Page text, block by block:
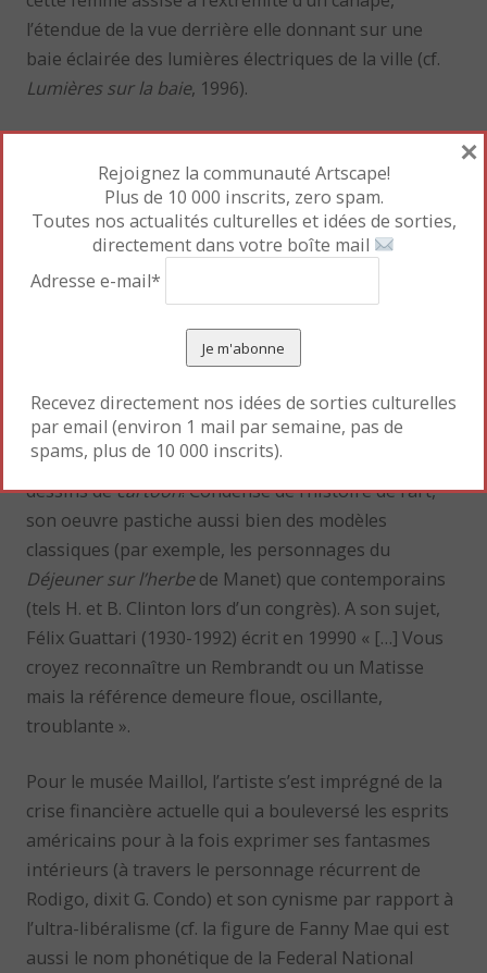
l’étendue de la vue derrière elle donnant sur une
baie éclairée des lumières électriques de la ville (cf.
Lumières sur la baie, 1996).
George Condo (né en 1957 dans le New Hampshire,
Etats-Unis) émerge sur la scène new-yorkaise en
même temps que Jean-Michel Basquiat et Keith
Haring, tous deux déjà exposés au musée Maillol.
La peinture de G. Condo se caractérise
par sa synthèse des mouvements
picturaux occidentaux. L’artiste mêle
dans une même toile le cubisme,
l’expressionnisme abstrait, le classicisme et les
dessins decartoon! Condensé de l’histoire de l’art,
son oeuvre pastiche aussi bien des modèles
classiques (par exemple, les personnages du
Déjeuner sur l’herbede Manet) que contemporains
(tels H. et B. Clinton lors d’un congrès). A son sujet,
Félix Guattari (1930-1992) écrit en 19990 « […] Vous
croyez reconnaître un Rembrandt ou un Matisse
mais la référence demeure floue, oscillante,
troublante ».
Pour le musée Maillol, l’artiste s’est imprégné de la
crise financière actuelle qui a bouleversé les esprits
américains pour à la fois exprimer ses fantasmes
intérieurs (à travers le personnage récurrent de
Rodigo, dixit G. Condo) et son cynisme par rapport à
l’ultra-libéralisme (cf. la figure de Fanny Mae qui est
aussi le nom phonétique de la Federal National
Rejoignez la communauté Artscape!
Plus de 10 000 inscrits, zero spam.
Toutes nos actualités culturelles et idées de sorties,
directement dans votre boîte mail
Adresse e-mail*
Recevez directement nos idées de sorties culturelles
par email (environ 1 mail par semaine, pas de
spams, plus de 10 000 inscrits).
×